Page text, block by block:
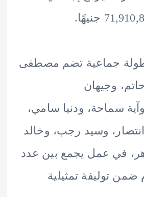
تضم مصطفى
ودنيا سامي،
وسيد رجب، وخالد
عمل يجمع بين عدد
تمثيلية